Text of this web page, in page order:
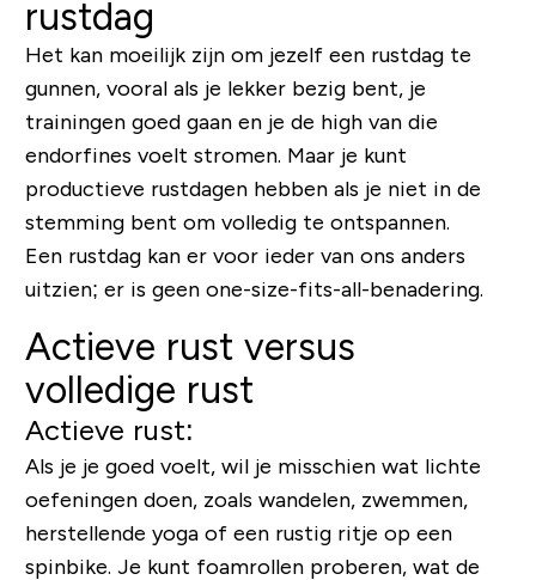
rustdag
Het kan moeilijk zijn om jezelf een rustdag te
gunnen, vooral als je lekker bezig bent, je
trainingen goed gaan en je de high van die
endorfines voelt stromen. Maar je kunt
productieve rustdagen hebben als je niet in de
stemming bent om volledig te ontspannen.
Een rustdag kan er voor ieder van ons anders
uitzien; er is geen one-size-fits-all-benadering.
Actieve rust versus
volledige rust
Actieve rust:
Als je je goed voelt, wil je misschien wat lichte
oefeningen doen, zoals wandelen, zwemmen,
herstellende yoga of een rustig ritje op een
spinbike. Je kunt foamrollen proberen, wat de